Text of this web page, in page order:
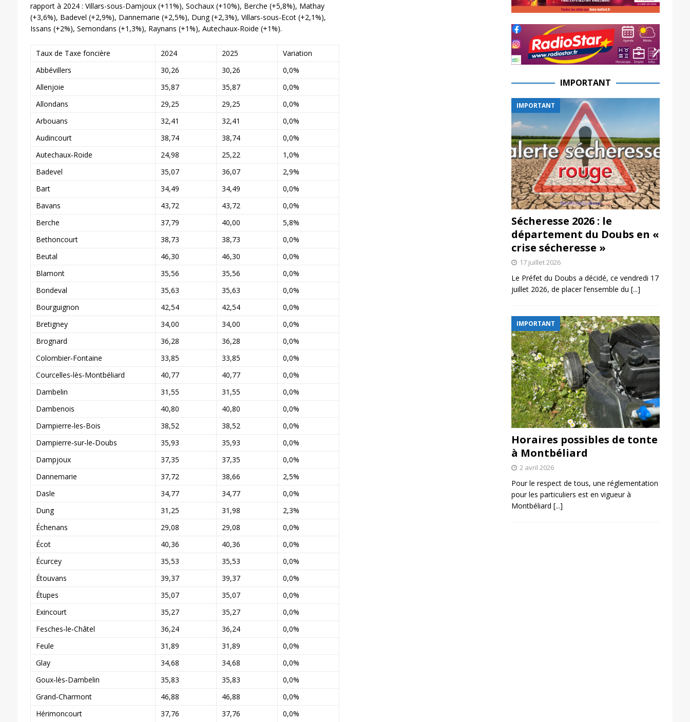
rapport à 2024 : Villars-sous-Damjoux (+11%), Sochaux (+10%), Berche (+5,8%), Mathay
(+3,6%), Badevel (+2,9%), Dannemarie (+2,5%), Dung (+2,3%), Villars-sous-Ecot (+2,1%),
Issans (+2%), Semondans (+1,3%), Raynans (+1%), Autechaux-Roide (+1%).
Taux de Taxe foncière 2024 2025
Variation
Abbévillers
30,26 30,26
0,0%
Allenjoie
35,87 35,87
0,0%
Allondans
29,25 29,25
0,0%
Arbouans
32,41 32,41
0,0%
Audincourt
38,74 38,74
0,0%
Autechaux‑Roide
24,98 25,22
1,0%
Badevel
35,07 36,07
2,9%
Bart
34,49 34,49
0,0%
Bavans
43,72 43,72
0,0%
Berche
37,79 40,00
5,8%
Bethoncourt
38,73 38,73
0,0%
Beutal
46,30 46,30
0,0%
Blamont
35,56 35,56
0,0%
Bondeval
35,63 35,63
0,0%
Bourguignon
42,54 42,54
0,0%
Bretigney
34,00 34,00
0,0%
Brognard
36,28 36,28
0,0%
Colombier‑Fontaine
33,85 33,85
0,0%
Courcelles‑lès‑Montbéliard
40,77 40,77
0,0%
Dambelin
31,55 31,55
0,0%
Dambenois
40,80 40,80
0,0%
Dampierre‑les‑Bois
38,52 38,52
0,0%
Dampierre‑sur‑le‑Doubs
35,93 35,93
0,0%
Dampjoux
37,35 37,35
0,0%
Dannemarie
37,72 38,66
2,5%
Dasle
34,77 34,77
0,0%
Dung
31,25 31,98
2,3%
Échenans
29,08 29,08
0,0%
Écot
40,36 40,36
0,0%
Écurcey
35,53 35,53
0,0%
Étouvans
39,37 39,37
0,0%
Étupes
35,07 35,07
0,0%
Exincourt
35,27 35,27
0,0%
Fesches‑le‑Châtel
36,24 36,24
0,0%
Feule
31,89 31,89
0,0%
Glay
34,68 34,68
0,0%
Goux‑lès‑Dambelin
35,83 35,83
0,0%
Grand‑Charmont
46,88 46,88
0,0%
Hérimoncourt
37,76 37,76
0,0%
IMPORTANT
IMPORTANT
Sécheresse 2026 : le
département du Doubs en «
crise sécheresse »
17 juillet 2026
Le Préfet du Doubs a décidé, ce vendredi 17
juillet 2026, de placer l’ensemble du [...]
IMPORTANT
Horaires possibles de tonte
à Montbéliard
2 avril 2026
Pour le respect de tous, une réglementation
pour les particuliers est en vigueur à
Montbéliard [...]